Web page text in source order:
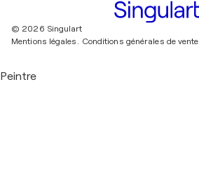
© 2026 Singulart
Mentions légales. Conditions générales de vente
Peintre